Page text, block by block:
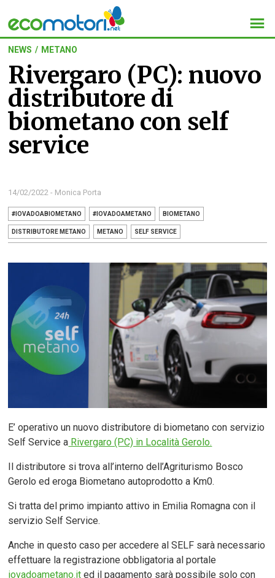
NEWS / METANO
Rivergaro (PC): nuovo
distributore di
biometano con self
service
14/02/2022 - Monica Porta
#IOVADOABIOMETANO #IOVADOAMETANO BIOMETANO
DISTRIBUTORE METANO METANO SELF SERVICE
E’ operativo un nuovo distributore di biometano con servizio
Self Service a Rivergaro (PC) in Località Gerolo.
Il distributore si trova all’interno dell’Agriturismo Bosco
Gerolo ed eroga Biometano autoprodotto a Km0.
Si tratta del primo impianto attivo in Emilia Romagna con il
servizio Self Service.
Anche in questo caso per accedere al SELF sarà necessario
effettuare la registrazione obbligatoria al portale
iovadoametano.it ed il pagamento sarà possibile solo con